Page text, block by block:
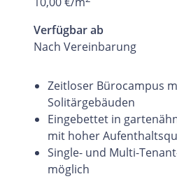
Verfügbar ab
Nach Vereinbarung
Zeitloser Bürocampus
Solitärgebäuden
Eingebettet in
mit hoher
Single- und Multi-
möglich